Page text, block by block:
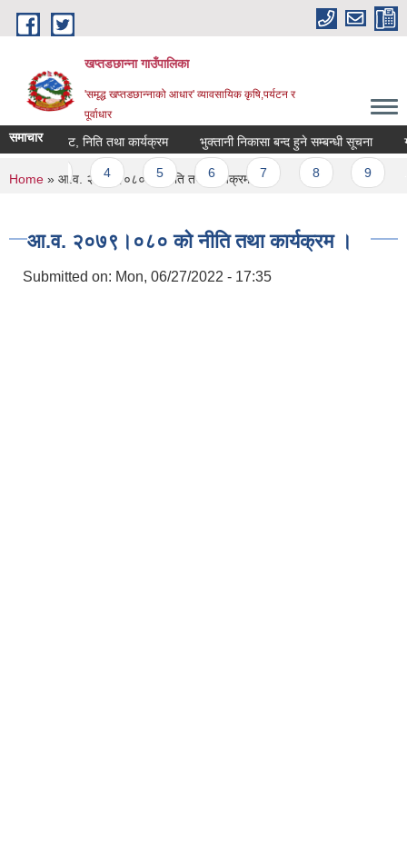
Skip to main content
खप्तडछान्ना गाउँपालिका
'समृद्ध खप्तडछान्नाको आधार' व्यावसायिक कृषि,पर्यटन र
पूर्वाधार
समाचार
को बजेट, निति तथा कार्यक्रम भुक्तानी निकासा बन्द हुने सम्बन्धी सूचना
4 6 7
You are here
Home » आ.व. २०७९।०८० को नीति तथा कार्यक्रम ।
आ.व. २०७९।०८० को नीति तथा कार्यक्रम ।
Submitted on: Mon, 06/27/2022 - 17:35